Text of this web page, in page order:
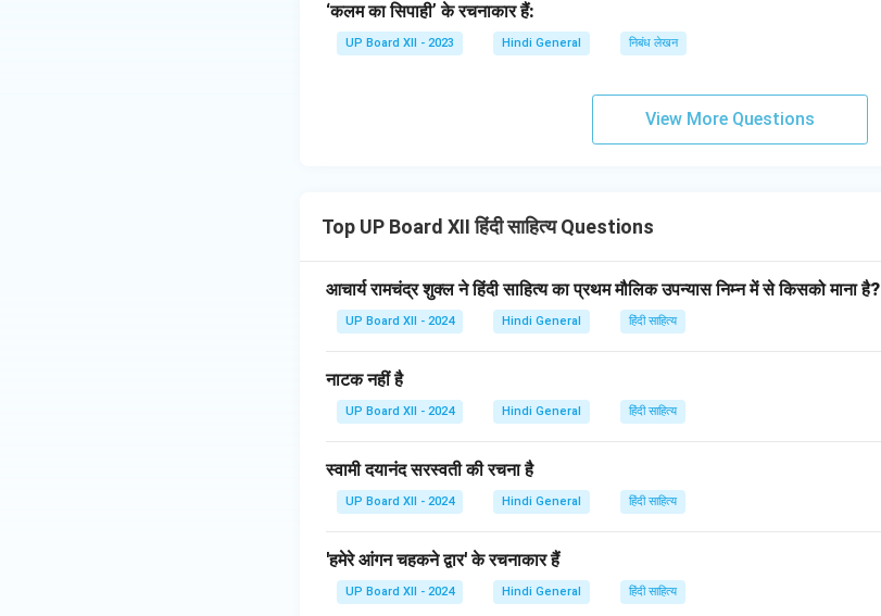
‘कलम का सिपाही’ के रचनाकार हैं:
UP Board XII - 2023 Hindi General निबंध लेखन
View More Questions
Top UP Board XII हिंदी साहित्य Questions
आचार्य रामचंद्र शुक्ल ने हिंदी साहित्य का प्रथम मौलिक उपन्यास निम्न में से किसको माना है?
UP Board XII - 2024 Hindi General हिंदी साहित्य
नाटक नहीं है
UP Board XII - 2024 Hindi General हिंदी साहित्य
स्वामी दयानंद सरस्वती की रचना है
UP Board XII - 2024 Hindi General हिंदी साहित्य
'हमेरे आंगन चहकने द्वार' के रचनाकार हैं
UP Board XII - 2024 Hindi General हिंदी साहित्य